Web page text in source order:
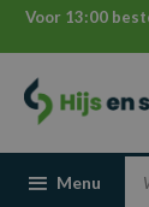
Voor 13:00
Menu